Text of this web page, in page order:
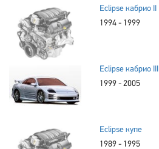
Eclipse кабрио II
1994 - 1999
Eclipse кабрио III
1999 - 2005
Eclipse купе
1989 - 1995